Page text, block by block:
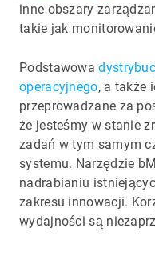
inne obszary
takie jak
Podstawowa
operacyjnego, a także
przeprowadzane za
że jesteśmy w stanie
zadań w tym samym
systemu. Narzędzie
nadrabianiu
zakresu innowacji.
wydajności są